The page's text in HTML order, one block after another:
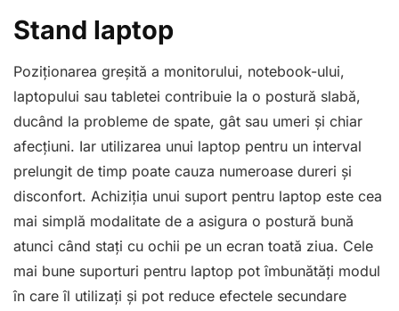
Stand laptop
Poziționarea greșită a monitorului, notebook-ului,
laptopului sau tabletei contribuie la o postură slabă,
ducând la probleme de spate, gât sau umeri și chiar
afecțiuni. Iar utilizarea unui laptop pentru un interval
prelungit de timp poate cauza numeroase dureri și
disconfort. Achiziția unui suport pentru laptop este cea
mai simplă modalitate de a asigura o postură bună
atunci când stați cu ochii pe un ecran toată ziua. Cele
mai bune suporturi pentru laptop pot îmbunătăți modul
în care îl utilizați și pot reduce efectele secundare